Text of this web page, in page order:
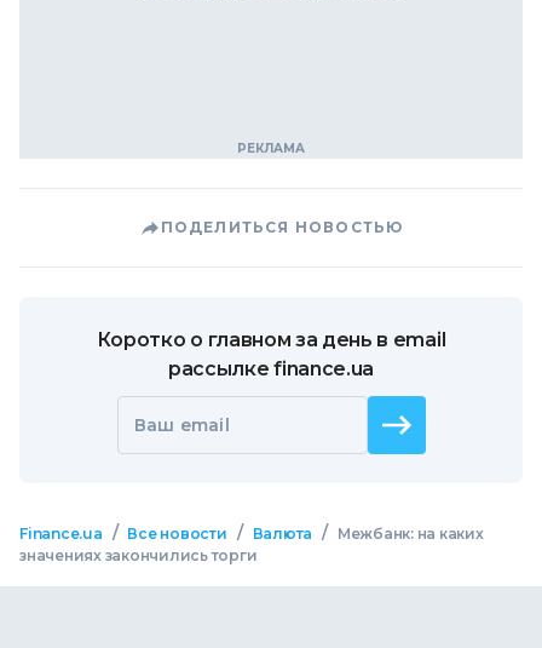
ПОДЕЛИТЬСЯ НОВОСТЬЮ
Коротко о главном за день в email
рассылке finance.ua
Ваш email
Finance.ua / Все новости / Валюта /
Межбанк: на каких
значениях закончились торги